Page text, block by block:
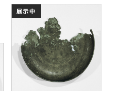
展示中